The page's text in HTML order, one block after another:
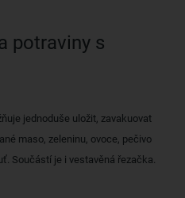
potraviny s
jednoduše uložit, zavakuovat
maso, zeleninu, ovoce, pečivo
Součástí je i vestavěná řezačka.